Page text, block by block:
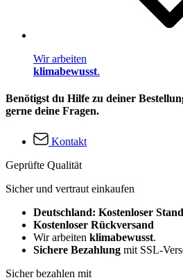
Wir arbeiten
klimabewusst.
Benötigst du Hilfe zu deiner
gerne deine Fragen.
Kontakt
Geprüfte Qualität
Sicher und vertraut einkaufen
Deutschland: Kostenloser
Kostenloser Rückversand
Wir arbeiten klimabewusst.
Sichere Bezahlung mit SSL-
Sicher bezahlen mit